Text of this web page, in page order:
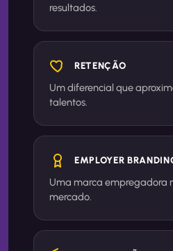
resultados.
RETENÇÃO
Um diferencial que
talentos.
EMPLOYER
Uma marca empregadora
mercado.